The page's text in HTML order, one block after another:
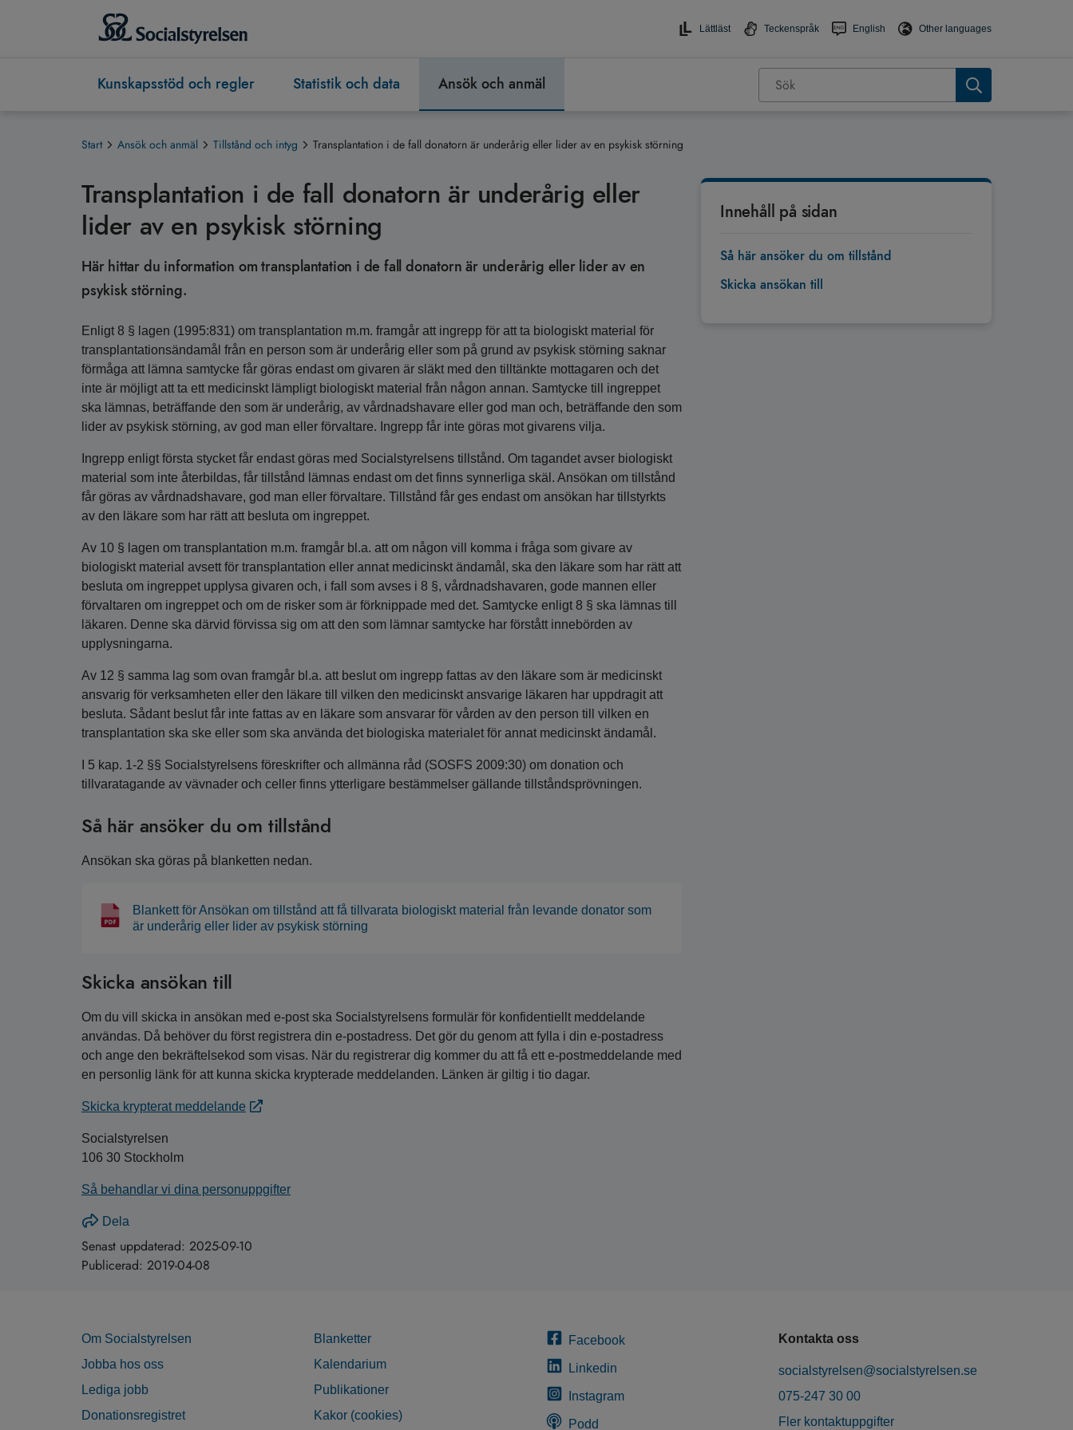
Lättläst Teckenspråk English Other languages
Kunskapsstöd och regler Statistik och data Ansök och anmäl
Start Ansök och anmäl Tillstånd och intyg Transplantation i de fall donatorn är underårig eller lider av en psykisk störning
Innehåll på sidan
Så här ansöker du om tillstånd
Skicka ansökan till
Transplantation i de fall donatorn är underårig eller
lider av en psykisk störning
Här hittar du information om transplantation i de fall donatorn är underårig eller lider av en
psykisk störning.
Enligt 8 § lagen (1995:831) om transplantation m.m. framgår att ingrepp för att ta biologiskt material för
transplantationsändamål från en person som är underårig eller som på grund av psykisk störning saknar
förmåga att lämna samtycke får göras endast om givaren är släkt med den tilltänkte mottagaren och det
inte är möjligt att ta ett medicinskt lämpligt biologiskt material från någon annan. Samtycke till ingreppet
ska lämnas, beträffande den som är underårig, av vårdnadshavare eller god man och, beträffande den som
lider av psykisk störning, av god man eller förvaltare. Ingrepp får inte göras mot givarens vilja.
Ingrepp enligt första stycket får endast göras med Socialstyrelsens tillstånd. Om tagandet avser biologiskt
material som inte återbildas, får tillstånd lämnas endast om det finns synnerliga skäl. Ansökan om tillstånd
får göras av vårdnadshavare, god man eller förvaltare. Tillstånd får ges endast om ansökan har tillstyrkts
av den läkare som har rätt att besluta om ingreppet.
Av 10 § lagen om transplantation m.m. framgår bl.a. att om någon vill komma i fråga som givare av
biologiskt material avsett för transplantation eller annat medicinskt ändamål, ska den läkare som har rätt att
besluta om ingreppet upplysa givaren och, i fall som avses i 8 §, vårdnadshavaren, gode mannen eller
förvaltaren om ingreppet och om de risker som är förknippade med det. Samtycke enligt 8 § ska lämnas till
läkaren. Denne ska därvid förvissa sig om att den som lämnar samtycke har förstått innebörden av
upplysningarna.
Av 12 § samma lag som ovan framgår bl.a. att beslut om ingrepp fattas av den läkare som är medicinskt
ansvarig för verksamheten eller den läkare till vilken den medicinskt ansvarige läkaren har uppdragit att
besluta. Sådant beslut får inte fattas av en läkare som ansvarar för vården av den person till vilken en
transplantation ska ske eller som ska använda det biologiska materialet för annat medicinskt ändamål.
I 5 kap. 1-2 §§ Socialstyrelsens föreskrifter och allmänna råd (SOSFS 2009:30) om donation och
tillvaratagande av vävnader och celler finns ytterligare bestämmelser gällande tillståndsprövningen.
Så här ansöker du om tillstånd
Ansökan ska göras på blanketten nedan.
Blankett för Ansökan om tillstånd att få tillvarata biologiskt material från levande donator som
är underårig eller lider av psykisk störning
Skicka ansökan till
Om du vill skicka in ansökan med e-post ska Socialstyrelsens formulär för konfidentiellt meddelande
användas. Då behöver du först registrera din e-postadress. Det gör du genom att fylla i din e-postadress
och ange den bekräftelsekod som visas. När du registrerar dig kommer du att få ett e-postmeddelande med
en personlig länk för att kunna skicka krypterade meddelanden. Länken är giltig i tio dagar.
Skicka krypterat meddelande
Socialstyrelsen
106 30 Stockholm
Så behandlar vi dina personuppgifter
Dela
Senast uppdaterad: 2025-09-10
Publicerad: 2019-04-08
Om Socialstyrelsen
Jobba hos oss
Lediga jobb
Donationsregistret
Blanketter
Kalendarium
Publikationer
Kakor (cookies)
Facebook
Linkedin
Instagram
Podd
Kontakta oss
socialstyrelsen@socialstyrelsen.se
075-247 30 00
Fler kontaktuppgifter